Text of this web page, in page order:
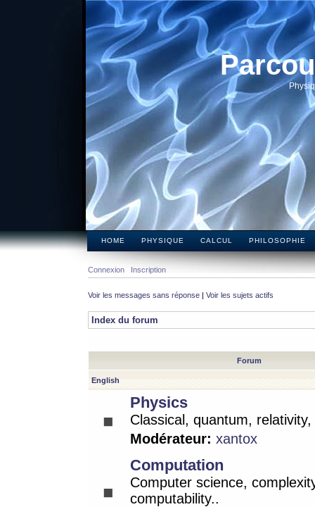
HOME PHYSIQUE CALCUL PHILOSOPHIE
Connexion Inscription
Voir les messages sans réponse | Voir les sujets actifs
Index du forum
Forum
English
Physics
Classical, quantum,
Modérateur: xantox
Computation
Computer science,
computability..